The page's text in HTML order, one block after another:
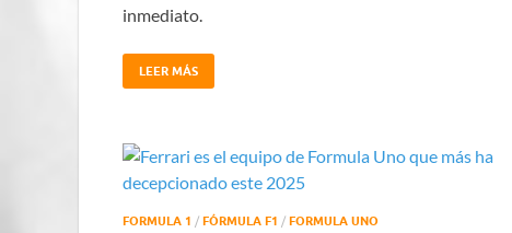
inmediato.
LEER MÁS
FORMULA 1 / FÓRMULA F1 / FORMULA UNO